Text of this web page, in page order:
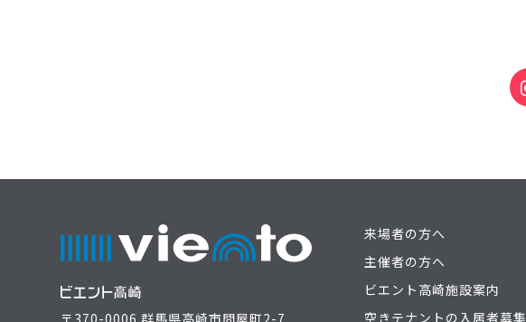
来場者の方へ
主催者の方へ
ビエント高崎施設案内
空きテナントの入居者募集